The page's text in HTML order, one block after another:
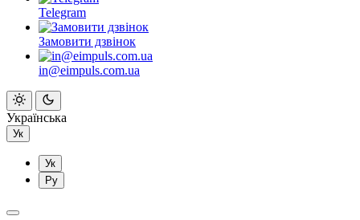
Telegram
Замовити дзвінок
in@eimpuls.com.ua
Українська
Ук
Ук
Ру